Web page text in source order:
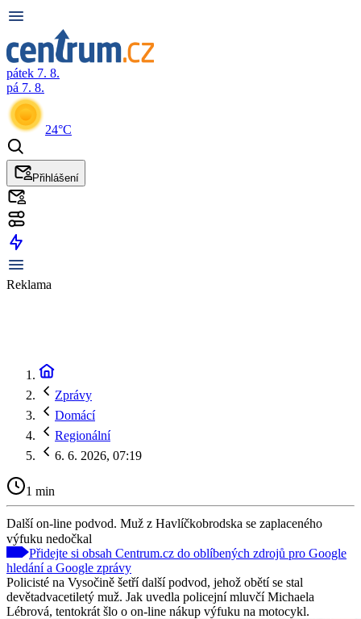
pátek 7. 8.
pá 7. 8.
24°C
Přihlášení
Reklama
Zprávy
Domácí
Regionální
6. 6. 2026, 07:19
1 min
Další on-line podvod. Muž z Havlíčkobrodska se zaplaceného
výfuku nedočkal
Přidejte si obsah Centrum.cz do oblíbených zdrojů pro Google
hledání a Google zprávy
Policisté na Vysočině šetří další podvod, jehož obětí se stal
devětadvacetiletý muž. Jak uvedla policejní mluvčí Michaela
Lébrová, tentokrát šlo o on-line nákup výfuku na motocykl.